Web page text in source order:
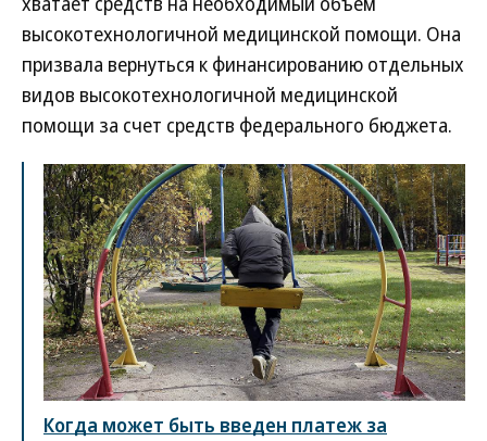
высокотехнологичной медицинской помощи. Она
призвала вернуться к финансированию отдельных
видов высокотехнологичной медицинской
помощи за счет средств федерального бюджета.
Когда может быть введен платеж за